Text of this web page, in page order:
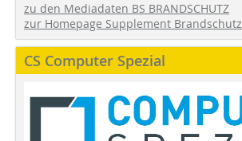
zu den Mediadaten BS BRANDSCHUTZ
zur Homepage Supplement Brandschutz
CS Computer Spezial